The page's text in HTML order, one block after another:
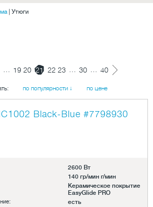
| Утюги
19 20 21 22 23 30 40
по популярности ↓ по цене
Black-Blue #7798930
2600 Вт
140 гр/мин г/мин
Керамическое покрытие
EasyGlide PRO
есть